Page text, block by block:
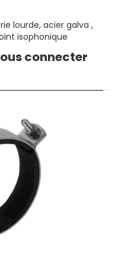
lourde, acier galva ,
isophonique
connecter